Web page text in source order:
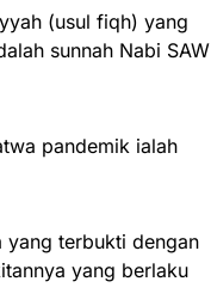
(usul fiqh) yang
sunnah Nabi SAW
pandemik ialah
yang terbukti dengan
yang berlaku